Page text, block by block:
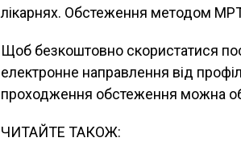
лікарнях. Обстеження методом
Щоб безкоштовно скористатися
електронне направлення від
проходження обстеження можна
ЧИТАЙТЕ ТАКОЖ: